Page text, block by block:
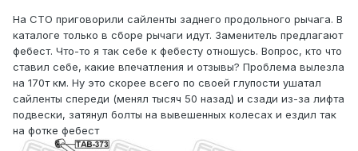
На СТО приговорили сайленты заднего продольного рычага. В
каталоге только в сборе рычаги идут. Заменитель предлагают
фебест. Что-то я так себе к фебесту отношусь. Вопрос, кто что
ставил себе, какие впечатления и отзывы? Проблема вылезла
на 170т км. Ну это скорее всего по своей глупости ушатал
сайленты спереди (менял тысяч 50 назад) и сзади из-за лифта
подвески, затянул болты на вывешенных колесах и ездил так
на фотке фебест